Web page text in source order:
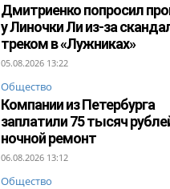
Дмитриенко попросил
у Линочки Ли из-за
треком в «Лужниках»
05.08.2026 13:22
Общество
Компании из Петербурга
заплатили 75 тысяч
ночной ремонт
06.08.2026 13:12
Общество